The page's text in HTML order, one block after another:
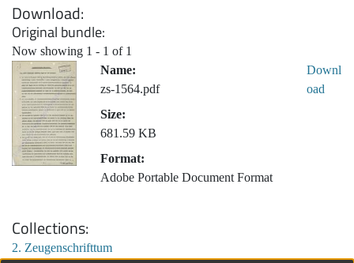
Download
Original bundle
Now showing 1 - 1 of 1
Name:
zs-1564.pdf
Size:
681.59 KB
Format:
Adobe Portable Document Format
Downl
oad
Collections
2. Zeugenschrifttum